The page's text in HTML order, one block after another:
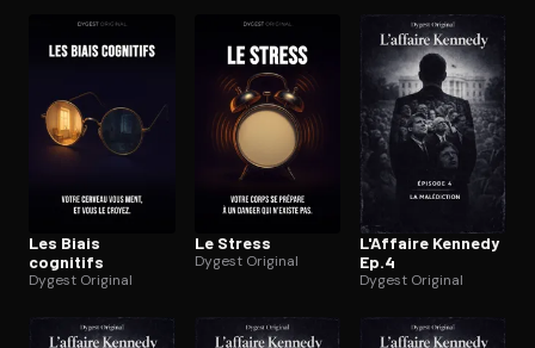
Les Biais
cognitifs
Dygest Original
Le Stress
Dygest Original
L'Affaire Kennedy
Ep.4
Dygest Original